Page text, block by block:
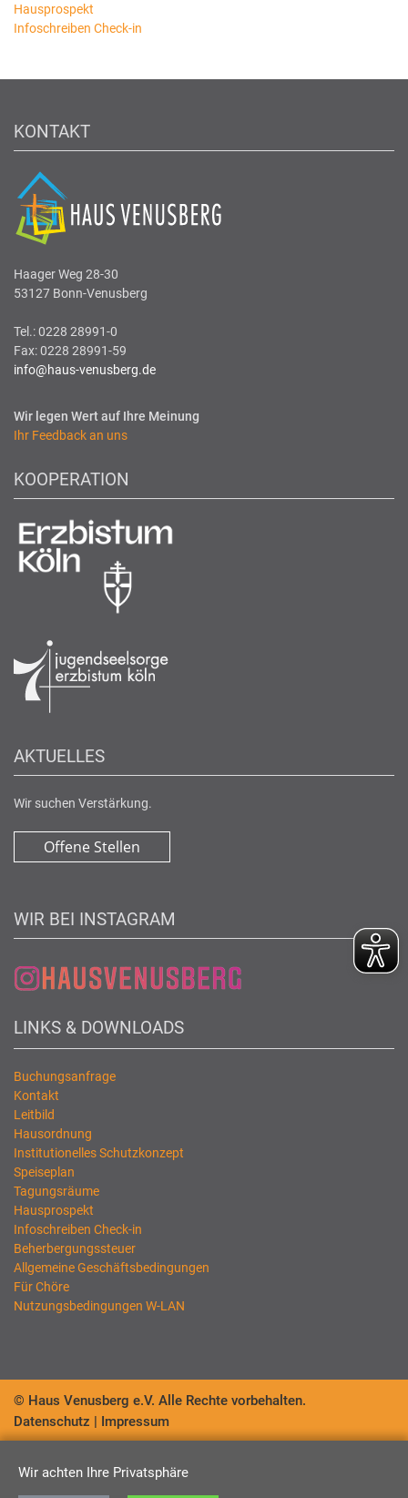
Hausprospekt
Infoschreiben Check-in
KONTAKT
Haager Weg 28-30
53127 Bonn-Venusberg
Tel.: 0228 28991-0
Fax: 0228 28991-59
info@haus-venusberg.de
Wir legen Wert auf Ihre Meinung
Ihr Feedback an uns
KOOPERATION
AKTUELLES
Wir suchen Verstärkung.
Offene Stellen
WIR BEI INSTAGRAM
LINKS & DOWNLOADS
Buchungsanfrage
Kontakt
Leitbild
Hausordnung
Institutionelles Schutzkonzept
Speiseplan
Tagungsräume
Hausprospekt
Infoschreiben Check-in
Beherbergungssteuer
Allgemeine Geschäftsbedingungen
Für Chöre
Nutzungsbedingungen W-LAN
© Haus Venusberg e.V. Alle Rechte vorbehalten.
Datenschutz | Impressum
Wir achten Ihre Privatsphäre